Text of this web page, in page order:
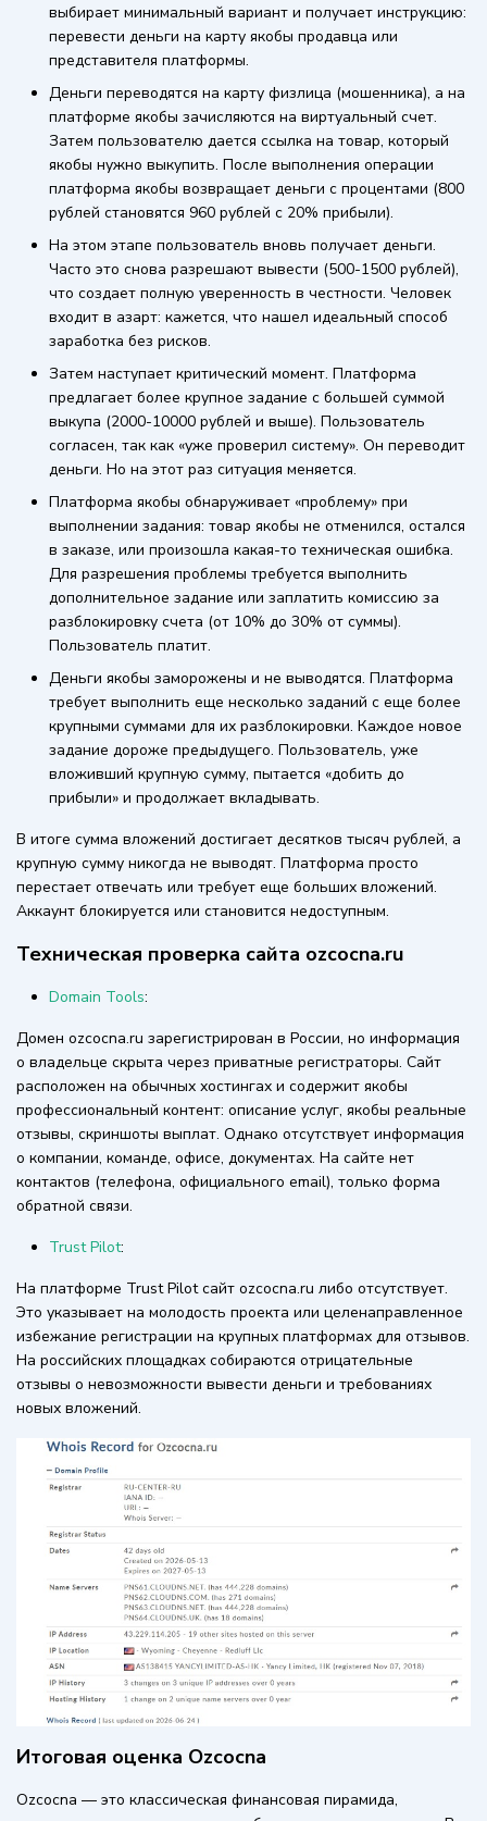
выбирает минимальный вариант и получает инструкцию:
перевести деньги на карту якобы продавца или
представителя платформы.
Деньги переводятся на карту физлица (мошенника), а на
платформе якобы зачисляются на виртуальный счет.
Затем пользователю дается ссылка на товар, который
якобы нужно выкупить. После выполнения операции
платформа якобы возвращает деньги с процентами (800
рублей становятся 960 рублей с 20% прибыли).
На этом этапе пользователь вновь получает деньги.
Часто это снова разрешают вывести (500-1500 рублей),
что создает полную уверенность в честности. Человек
входит в азарт: кажется, что нашел идеальный способ
заработка без рисков.
Затем наступает критический момент. Платформа
предлагает более крупное задание с большей суммой
выкупа (2000-10000 рублей и выше). Пользователь
согласен, так как «уже проверил систему». Он переводит
деньги. Но на этот раз ситуация меняется.
Платформа якобы обнаруживает «проблему» при
выполнении задания: товар якобы не отменился, остался
в заказе, или произошла какая-то техническая ошибка.
Для разрешения проблемы требуется выполнить
дополнительное задание или заплатить комиссию за
разблокировку счета (от 10% до 30% от суммы).
Пользователь платит.
Деньги якобы заморожены и не выводятся. Платформа
требует выполнить еще несколько заданий с еще более
крупными суммами для их разблокировки. Каждое новое
задание дороже предыдущего. Пользователь, уже
вложивший крупную сумму, пытается «добить до
прибыли» и продолжает вкладывать.
В итоге сумма вложений достигает десятков тысяч рублей, а
крупную сумму никогда не выводят. Платформа просто
перестает отвечать или требует еще больших вложений.
Аккаунт блокируется или становится недоступным.
Техническая проверка сайта ozcocna.ru
Domain Tools:
Домен ozcocna.ru зарегистрирован в России, но информация
о владельце скрыта через приватные регистраторы. Сайт
расположен на обычных хостингах и содержит якобы
профессиональный контент: описание услуг, якобы реальные
отзывы, скриншоты выплат. Однако отсутствует информация
о компании, команде, офисе, документах. На сайте нет
контактов (телефона, официального email), только форма
обратной связи.
Trust Pilot:
На платформе Trust Pilot сайт ozcocna.ru либо отсутствует.
Это указывает на молодость проекта или целенаправленное
избежание регистрации на крупных платформах для отзывов.
На российских площадках собираются отрицательные
отзывы о невозможности вывести деньги и требованиях
новых вложений.
Итоговая оценка Ozcocna
Ozcocna — это классическая финансовая пирамида,